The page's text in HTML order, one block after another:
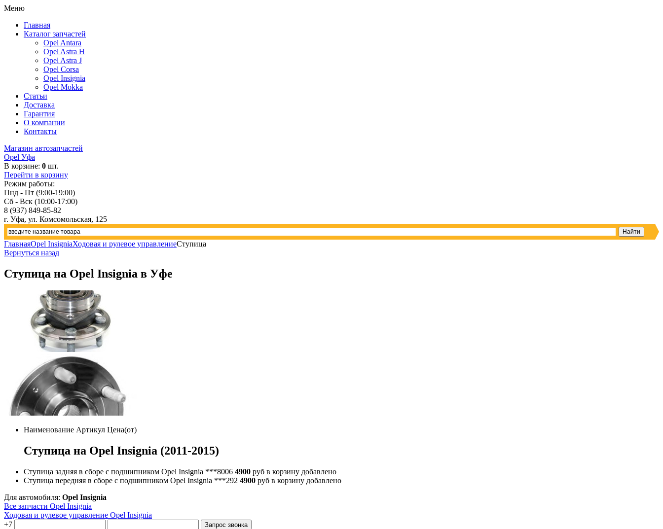
Меню
Главная
Каталог запчастей
Opel Antara
Opel Astra H
Opel Astra J
Opel Corsa
Opel Insignia
Opel Mokka
Статьи
Доставка
Гарантия
О компании
Контакты
Магазин автозапчастей
Opel Уфа
В корзине: 0 шт.
Перейти в корзину
Режим работы:
Пнд - Пт (9:00-19:00)
Сб - Вск (10:00-17:00)
8 (937) 849-85-82
г. Уфа, ул. Комсомольская, 125
ГлавнаяOpel InsigniaХодовая и рулевое управлениеСтупица
Вернуться назад
Ступица на Opel Insignia в Уфе
Наименование Артикул Цена(от)
Ступица на Opel Insignia (2011-2015)
Ступица задняя в сборе с подшипником Opel Insignia ***8006 4900 руб в корзину добавлено
Ступица передняя в сборе с подшипником Opel Insignia ***292 4900 руб в корзину добавлено
Для автомобиля: Opel Insignia
Все запчасти Opel Insignia
Ходовая и рулевое управление Opel Insignia
+7